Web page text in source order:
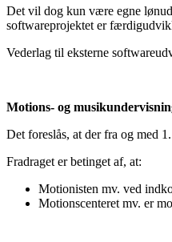
Det vil dog kun være egne
softwareprojektet er
Vederlag til eksterne
Motions- og
Det foreslås, at der fra og med
Fradraget er betinget af, at:
Motionisten mv. ved
Motionscenteret mv. er